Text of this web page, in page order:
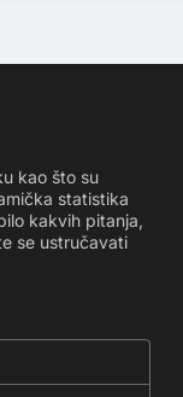
kao što su
statistika
kakvih pitanja,
se ustručavati